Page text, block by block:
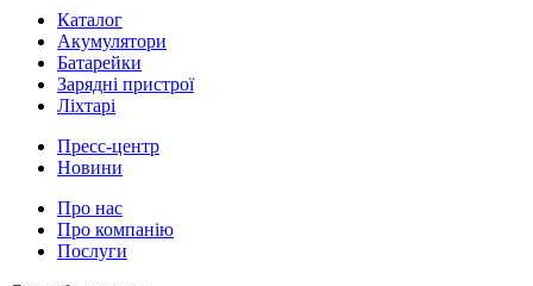
Каталог
Акумулятори
Батарейки
Зарядні пристрої
Ліхтарі
Пресс-центр
Новини
Про нас
Про компанію
Послуги